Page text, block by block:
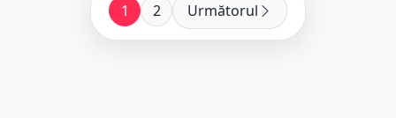
1 2 Următorul